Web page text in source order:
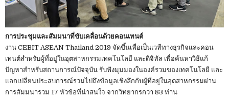
การประชุมและสัมมนาที่ขับเคลื่อนด้วยคอนเทนต์
งาน CEBIT ASEAN Thailand 2019 จัดขึ้นเพื่อเป็นเวทีทางธุรกิจและคอน
เทนต์สำหรับผู้ที่อยู่ในอุตสาหกรรมเทคโนโลยี และดิจิทัล เพื่อค้นหาวิธีแก้
ปัญหาสำหรับสถานการณ์ปัจจุบัน รับฟังมุมมองในองค์รวมของเทคโนโลยี และ
แลกเปลี่ยนประสบการณ์รวมไปถึงข้อมูลเชิงลึกกับผู้ที่อยู่ในอุตสาหกรรมผ่าน
การสัมมนารวม 17 หัวข้อที่น่าสนใจ จากวิทยากรกว่า 83 ท่าน